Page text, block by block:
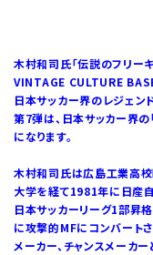
木村和司氏「伝説のフリーキ
VINTAGE CULTURE
日本サッカー界のレジェ
第7弾は、日本サッカー界
になります。
木村和司氏は広島工業高校
大学を経て1981年に日産自
日本サッカーリーグ1部昇
に攻撃的MFにコンバート
メーカー、チャンスメーカ